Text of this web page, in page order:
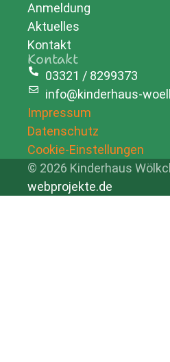
Anmeldung
Aktuelles
Kontakt
Kontakt
03321 / 8299373
info@kinderhaus-
Impressum
Datenschutz
Cookie-Einstellungen
© 2026 Kinderhaus
webprojekte.de